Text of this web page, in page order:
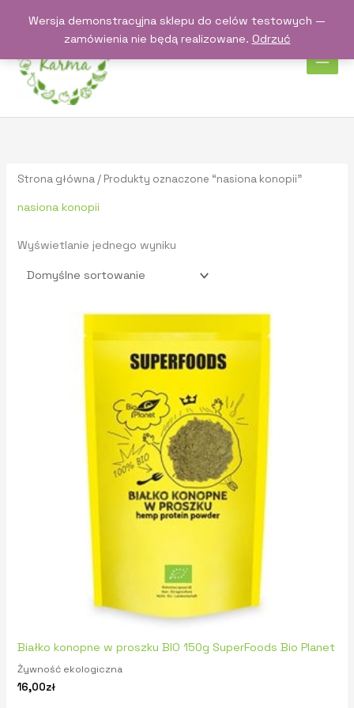
Wersja demonstracyjna sklepu do celów testowych —
zamówienia nie będą realizowane. Odrzuć
Strona główna / Produkty oznaczone “nasiona konopii”
nasiona konopii
Wyświetlanie jednego wyniku
Białko konopne w proszku BIO 150g SuperFoods Bio Planet
Żywność ekologiczna
16,00zł